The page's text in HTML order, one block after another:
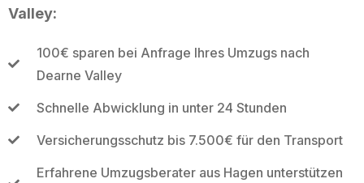
Valley:
100€ sparen bei Anfrage Ihres Umzugs nach
Dearne Valley
Schnelle Abwicklung in unter 24 Stunden
Versicherungsschutz bis 7.500€ für den Transport
Erfahrene Umzugsberater aus Hagen unterstützen